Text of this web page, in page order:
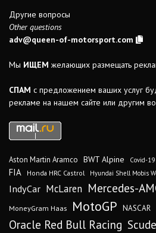
Другие вопросы
Other questions
adv@queen-of-motorsport.com
Мы ИЩЕМ желающих размещать
СПАМ с предложением ваших услуг
рекламе на нашем сайте или другим
Aston Martin Aramco BWT Alpine Covid-19
FIA Honda HRC Castrol Hyundai Shell Mobis
IndyCar McLaren Mercedes-
MoneyGram Haas MotoGP NASCAR
Oracle Red Bull Racing